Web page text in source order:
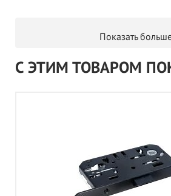
Показать
С ЭТИМ ТОВАРОМ